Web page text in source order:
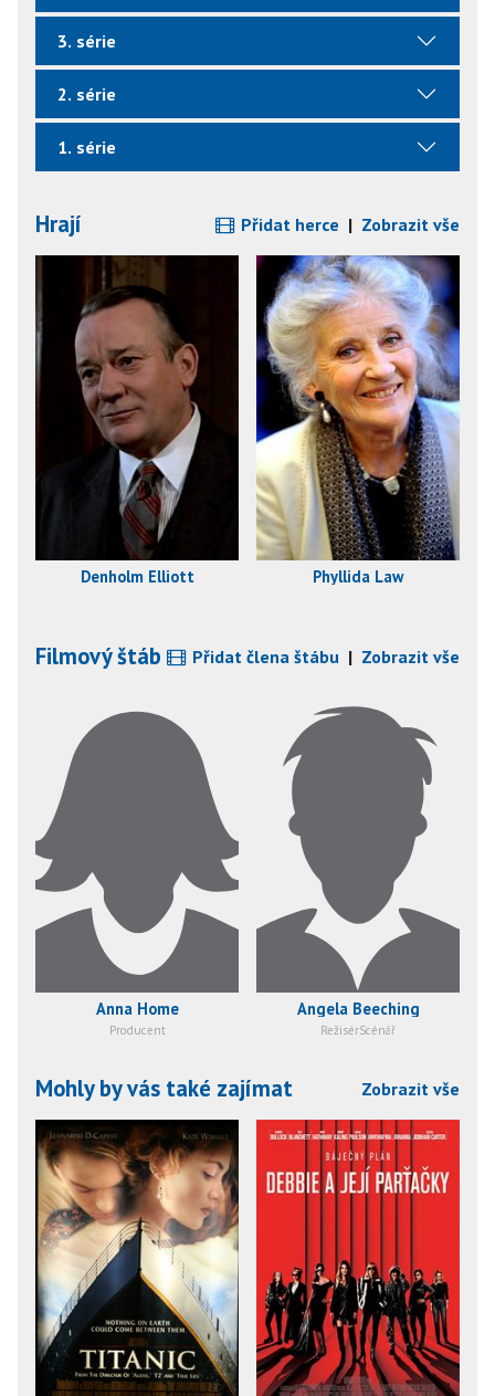
3. série
2. série
1. série
Hrají Přidat herce | Zobrazit vše
Denholm Elliott Phyllida Law
Filmový štáb Přidat člena štábu | Zobrazit vše
Anna Home
Producent
Angela Beeching
RežisérScénář
Mohly by vás také zajímat Zobrazit vše